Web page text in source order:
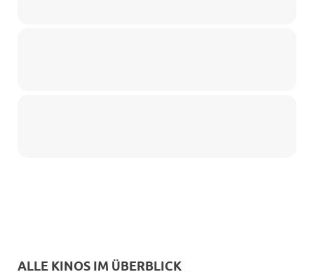
ALLE KINOS IM ÜBERBLICK